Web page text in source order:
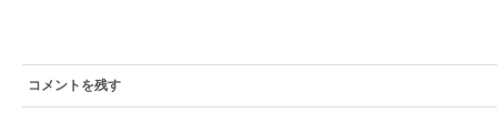
コメントを残す